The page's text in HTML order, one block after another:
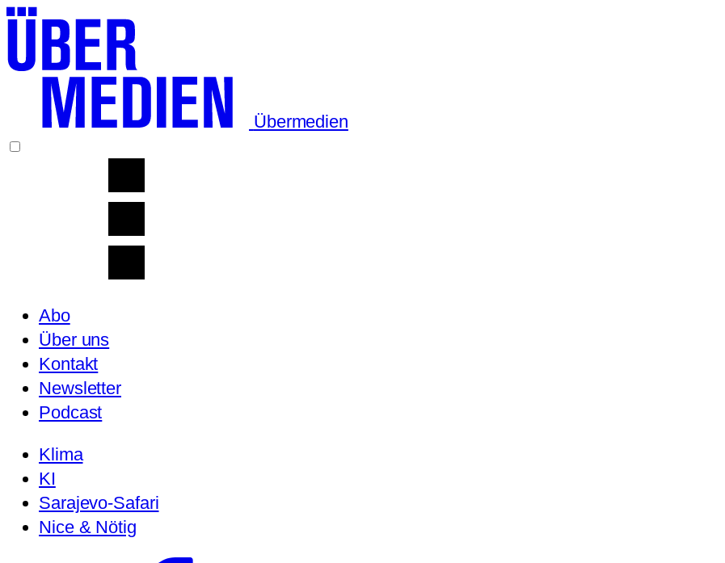
Übermedien
Abo
Über uns
Kontakt
Newsletter
Podcast
Klima
KI
Sarajevo-Safari
Nice & Nötig